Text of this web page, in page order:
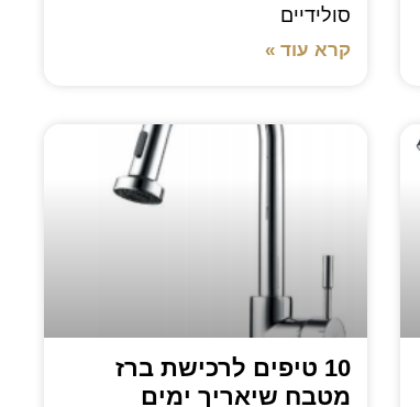
סולידיים
קרא עוד »
10 טיפים לרכישת ברז
מטבח שיאריך ימים